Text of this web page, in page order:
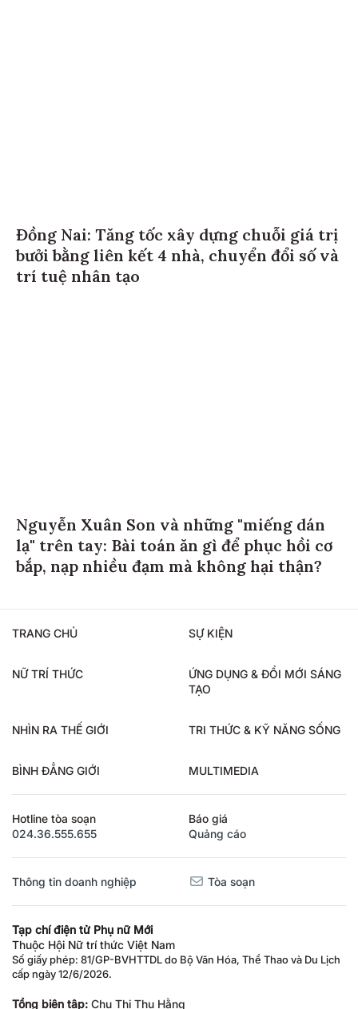
Đồng Nai: Tăng tốc xây dựng chuỗi giá trị
bưởi bằng liên kết 4 nhà, chuyển đổi số và
trí tuệ nhân tạo
Nguyễn Xuân Son và những "miếng dán
lạ" trên tay: Bài toán ăn gì để phục hồi cơ
bắp, nạp nhiều đạm mà không hại thận?
TRANG CHỦ SỰ KIỆN
NỮ TRÍ THỨC
ỨNG DỤNG & ĐỔI MỚI SÁNG
TẠO
NHÌN RA THẾ GIỚI TRI THỨC & KỸ NĂNG SỐNG
BÌNH ĐẲNG GIỚI MULTIMEDIA
Hotline tòa soạn
024.36.555.655
Báo giá
Quảng cáo
Thông tin doanh nghiệp Tòa soạn
Tạp chí điện tử Phụ nữ Mới
Thuộc Hội Nữ trí thức Việt Nam
Số giấy phép: 81/GP-BVHTTDL do Bộ Văn Hóa, Thể Thao và Du Lịch
cấp ngày 12/6/2026.